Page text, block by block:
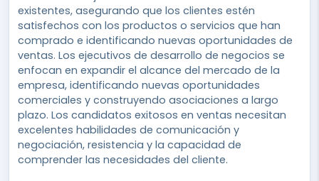
existentes, asegurando que los clientes estén
satisfechos con los productos o servicios que han
comprado e identificando nuevas oportunidades de
ventas. Los ejecutivos de desarrollo de negocios se
enfocan en expandir el alcance del mercado de la
empresa, identificando nuevas oportunidades
comerciales y construyendo asociaciones a largo
plazo. Los candidatos exitosos en ventas necesitan
excelentes habilidades de comunicación y
negociación, resistencia y la capacidad de
comprender las necesidades del cliente.